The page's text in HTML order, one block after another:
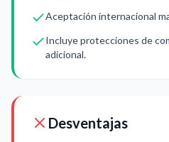
Aceptación internacional
Incluye protecciones de
adicional.
Desventajas